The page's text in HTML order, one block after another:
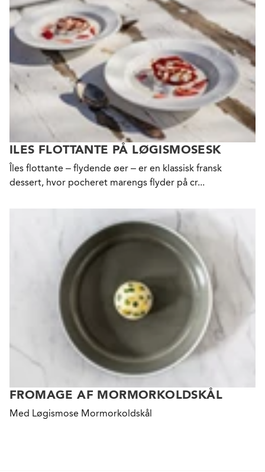
ILES FLOTTANTE PÅ LØGISMOSESK
Îles flottante – flydende øer – er en klassisk fransk
dessert, hvor pocheret marengs flyder på cr...
FROMAGE AF MORMORKOLDSKÅL
Med Løgismose Mormorkoldskål